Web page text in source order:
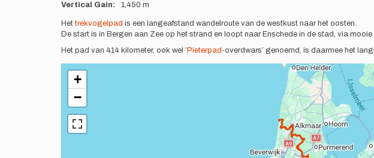
Vertical Gain 1,450 m
Description
Het trekvogelpad is een langeafstand wandelroute van de westkust naar het oosten.
De start is in Bergen aan Zee op het strand en loopt naar Enschede in de stad, via mooie
Het pad van 414 kilometer, ook wel ’ Pieterpad -overdwars’ genoemd, is daarmee het
+
−